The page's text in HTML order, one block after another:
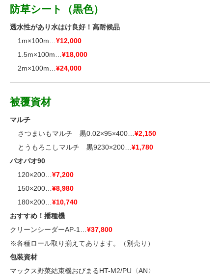
防草シート（黒色）
透水性があり水はけ良好！高耐候品
1m×100m… ¥12,000
1.5m×100m… ¥18,000
2m×100m… ¥24,000
被覆資材
マルチ
さつまいもマルチ 黒0.02×95×400… ¥2,150
とうもろこしマルチ 黒9230×200… ¥1,780
パオパオ90
120×200… ¥7,200
150×200… ¥8,980
180×200… ¥10,740
おすすめ！播種機
クリーンシーダーAP-1… ¥37,800
※各種ロール取り揃えてあります。（別売り）
包装資材
マックス野菜結束機おびまるHT-M2/PU〈AN〉